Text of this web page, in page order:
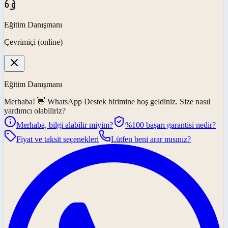
Eğitim Danışmanı
Çevrimiçi (online)
Eğitim Danışmanı
Merhaba! 👋 WhatsApp Destek birimine hoş geldiniz. Size nasıl
yardımcı olabiliriz?
Merhaba, bilgi alabilir miyim?
%100 başarı garantisi nedir?
Fiyat ve taksit seçenekleri
Lütfen beni arar mısınız?